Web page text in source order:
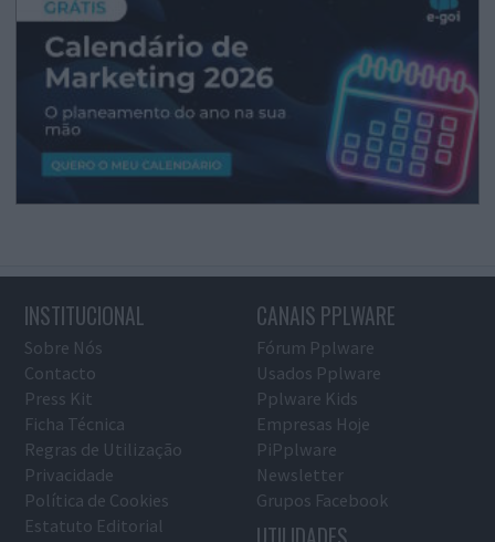
INSTITUCIONAL
Sobre Nós
Contacto
Press Kit
Ficha Técnica
Regras de Utilização
Privacidade
Política de Cookies
Estatuto Editorial
CANAIS PPLWARE
Fórum Pplware
Usados Pplware
Pplware Kids
Empresas Hoje
PiPplware
Newsletter
Grupos Facebook